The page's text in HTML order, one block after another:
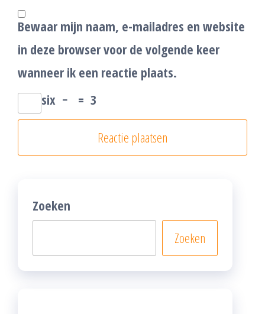
Bewaar mijn naam, e-mailadres en website
in deze browser voor de volgende keer
wanneer ik een reactie plaats.
six − = 3
Zoeken
Zoeken